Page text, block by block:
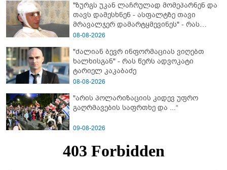
"ზურგს უკან ლაჩრულად მომეპარნენ და
თავს დამესხნენ - ასფალტზე თავი
მრავალჯერ დამარტყმევინეს" - რას
ჰყვება კურიერი, რომელსაც
გაუსწორდნენ?
08-08-2026
"ძალიან ბევრ ინფორმაციას ვიღებთ
ხალხისგან" - რას წერს ადვოკატი
ტარიელ კაკაბაძე
08-08-2026
"არის პოლარიზაციის კიდევ უფრო
გაღრმავების საფრთხე და ...“
09-08-2026